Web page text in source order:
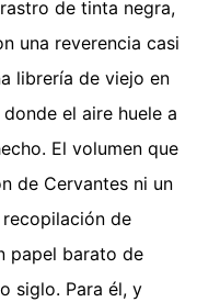
de tinta negra,
una reverencia casi
librería de viejo en
el aire huele a
El volumen que
de Cervantes ni un
recopilación de
papel barato de
siglo. Para él, y